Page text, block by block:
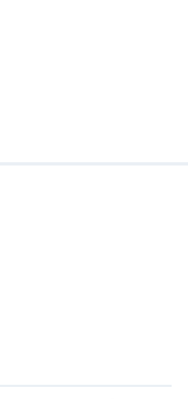
です。演技でま
、復讐をテーマに
く評価されまし